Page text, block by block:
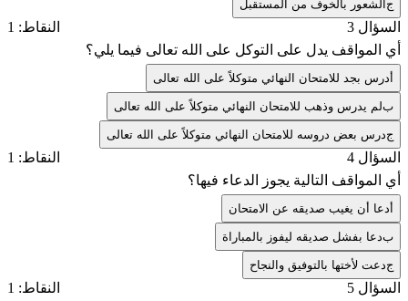
جالشعور بالخوف من المستقبل
السؤال 3
النقاط: 1
أي المواقف يدل على التوكل على الله تعالى فيما يلي؟
درس بجد للامتحان النهائي متوكلاً على الله تعالى
بلم يدرس وذهب للامتحان النهائي متوكلاً على الله تعالى
جدرس بعض دروسه للامتحان النهائي متوكلاً على الله تعالى
السؤال 4
النقاط: 1
أي المواقف التالية يجوز الدعاء فيها؟
دعا أن يغيب صديقه عن الامتحان
بدعا بفشل صديقه ليفوز بالمباراة
جدعت لأختها بالتوفيق والنجاح
السؤال 5
النقاط: 1